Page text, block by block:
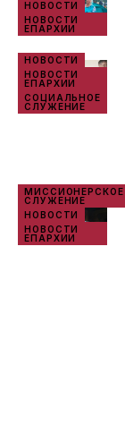
НОВОСТИ
НОВОСТИ
ЕПАРХИИ
НОВОСТИ
НОВОСТИ
ЕПАРХИИ
СОЦИАЛЬНОЕ
СЛУЖЕНИЕ
МИССИОНЕРСКОЕ
СЛУЖЕНИЕ
НОВОСТИ
НОВОСТИ
ЕПАРХИИ